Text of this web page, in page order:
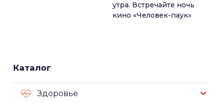
утра. Встречайте ночь
кино «Человек-паук»
Каталог
Здоровье